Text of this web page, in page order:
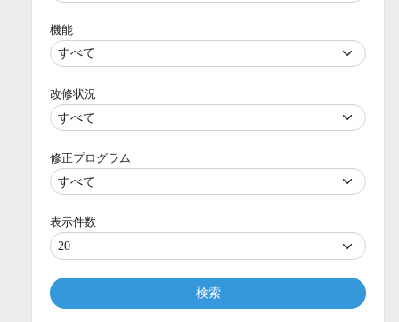
機能
改修状況
修正プログラム
表示件数
検索